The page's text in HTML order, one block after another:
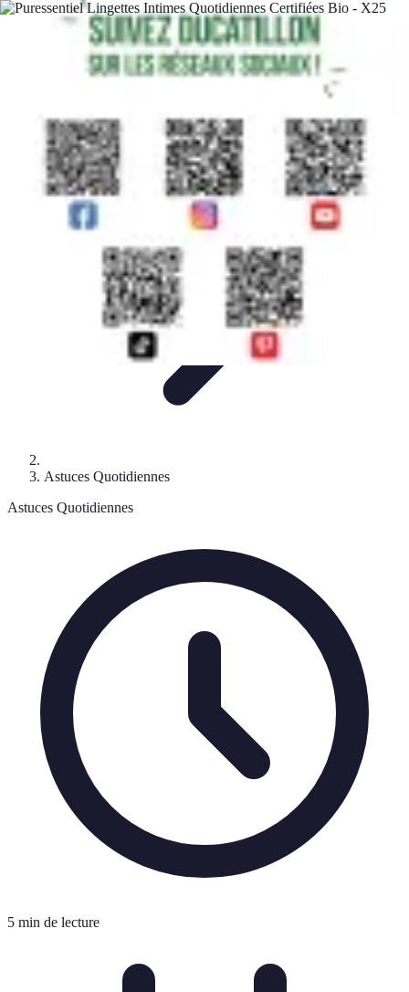
Astuces Pour Économiser
Économies QuotidiennesÉnergie Astuces Quotidiennes
Voyages
Astuces Quotidiennes
Astuces Quotidiennes
5 min de lecture